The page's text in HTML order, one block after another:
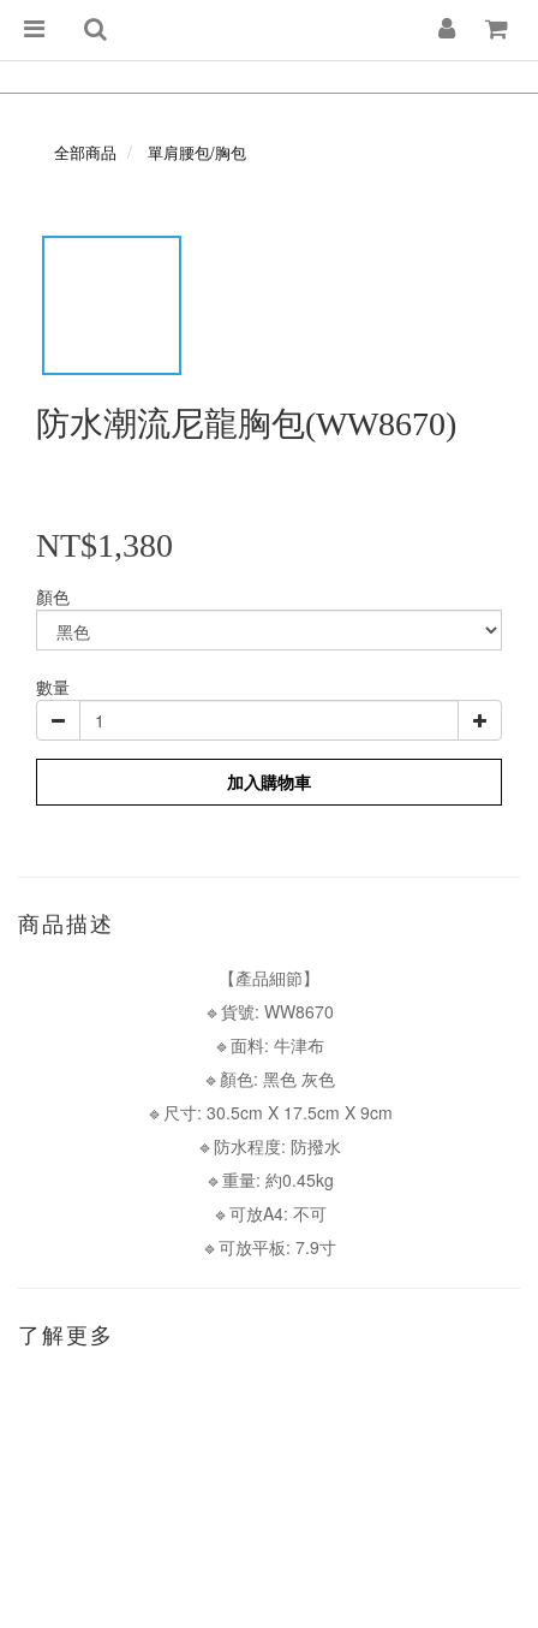
全部商品 單肩腰包/胸包
防水潮流尼龍胸包(WW8670)
NT$1,380
顏色
數量
加入購物車
商品描述
【產品細節】
🔹貨號: WW8670
🔹面料: 牛津布
🔹顏色: 黑色 灰色
🔹尺寸: 30.5cm X 17.5cm X 9cm
🔹防水程度: 防撥水
🔹重量: 約0.45kg
🔹可放A4: 不可
🔹可放平板: 7.9寸
了解更多